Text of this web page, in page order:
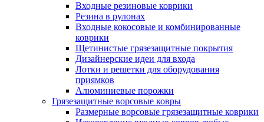
Входные резиновые коврики
Резина в рулонах
Входные кокосовые и комбинированные
коврики
Щетинистые грязезащитные покрытия
Дизайнерские идеи для входа
Лотки и решетки для оборудования
приямков
Алюминиевые порожки
Грязезащитные ворсовые ковры
Размерные ворсовые грязезащитные коврики